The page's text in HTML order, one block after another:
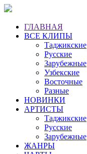
ГЛАВНАЯ
ВСЕ КЛИПЫ
Таджикские
Русские
Зарубежные
Узбекские
Восточные
Разные
НОВИНКИ
АРТИСТЫ
Таджикские
Русские
Зарубежные
ЖАНРЫ